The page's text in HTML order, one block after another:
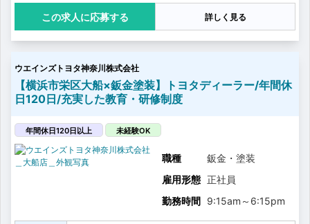
・外板業務
・取替作業（パネル交換）
・修正機を使ったフレーム修正（内板骨格修正・ボデ
ィ修正）
作業は基本的に1人で行いますが、慣れるまでは先輩社
員が近くでサポートいたします。
また、店舗単位で毎月の目標達成を目指すので、周り
の社員とは「1つのチーム」としての結束感を味わいな
【入社後の流れ】
容をご用意いたします。
配属後はOJT研修を中心に、現場でベテランスタッフ
からのサポートを受けながら業務に慣れていただきま
応募する 詳しく見る
ウエインズトヨタ神奈川株式会社
【横浜市栄区大船×鈑金塗装】トヨタディーラー/年間休
日120日/充実した教育・研修制度
年間休日120日以上 未経験OK
職種
鈑金・塗装
雇用形態 正社員
勤務時間 9:15am ～ 6:15pm